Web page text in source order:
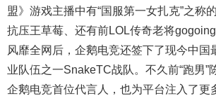
盟》游戏主播中有“国服第一女扎克”之称
抗压王草莓、还有前LOL传奇老将gogoing
风靡全网后，企鹅电竞还签下了现今中国
业队伍之一SnakeTC战队。不久前“跑男”
企鹅电竞首位代言人，也为平台注入了更